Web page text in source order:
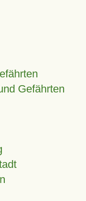
Gefährten